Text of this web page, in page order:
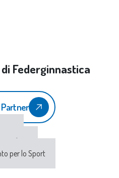
Federginnastica
e Salute
per lo Sport